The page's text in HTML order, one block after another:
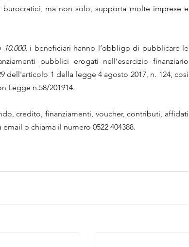
ma non solo, supporta molte imprese e
10.000, i beneficiari hanno l’obbligo di pubblicare le
pubblici erogati nell’esercizio finanziario
dell'articolo 1 della legge 4 agosto 2017, n. 124, così
Legge n.58/201914.
credito, finanziamenti, voucher, contributi, affidati
email o chiama il numero 0522 404388.